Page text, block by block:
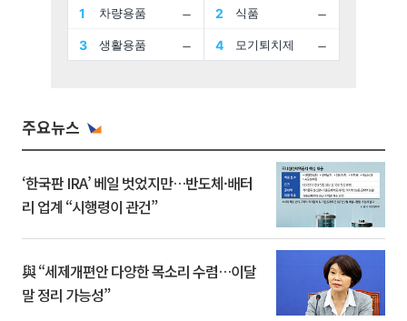
주요뉴스
‘한국판 IRA’ 베일 벗었지만…반도체·배터
리 업계 “시행령이 관건”
與 “세제개편안 다양한 목소리 수렴…이달
말 정리 가능성”